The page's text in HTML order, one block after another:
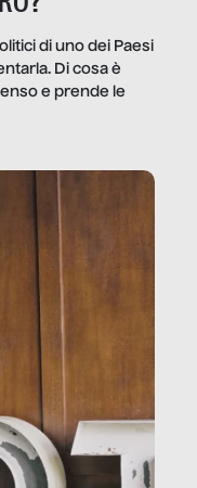
di uno dei Paesi
Di cosa è
e prende le